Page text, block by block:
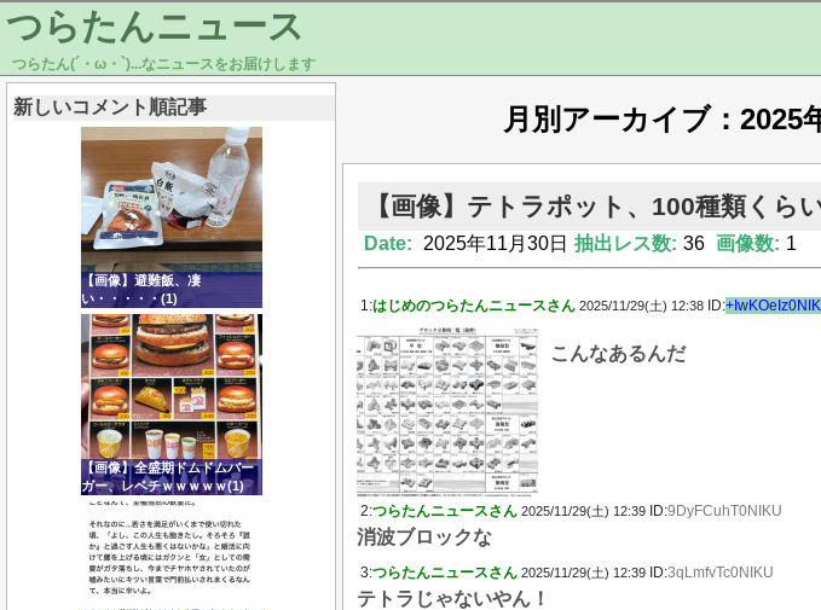
つらたんニュース
つらたん(´・ω・`)...なニュースをお届けします
新しいコメント順記事
【画像】避難飯、凄
い・・・・・(1)
【画像】全盛期ドムドムバー
ガー、レベチｗｗｗｗｗ(1)
月別アーカイブ：2025
【画像】テトラポット、100種類くら
Date: 2025年11月30日 抽出レス数: 36 画像数: 1
1:はじめのつらたんニュースさん 2025/11/29(土) 12:38 ID:
こんなあるんだ
2:つらたんニュースさん 2025/11/29(土) 12:39 ID:9DyFCuhT0NIKU
消波ブロックな
3:つらたんニュースさん 2025/11/29(土) 12:39 ID:3qLmfvTc0NIKU
テトラじゃないやん！